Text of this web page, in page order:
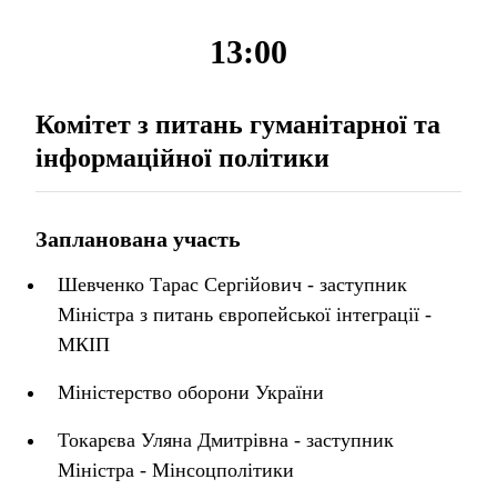
13:00
Комітет з питань гуманітарної та
інформаційної політики
Запланована участь
Шевченко Тарас Сергійович - заступник
Міністра з питань європейської інтеграції -
МКІП
Міністерство оборони України
Токарєва Уляна Дмитрівна - заступник
Міністра - Мінсоцполітики